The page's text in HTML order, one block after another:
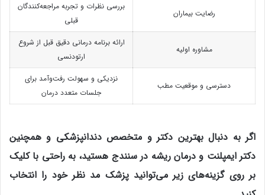
رضایت بیماران
بررسی نظرات و تجربه مراجعه‌کنندگان
قبلی
مشاوره اولیه
ارائه برنامه درمانی دقیق قبل از شروع
ارتودنسی
دسترسی و موقعیت مطب
نزدیکی و سهولت رفت‌وآمد برای
جلسات متعدد درمان
اگر به دنبال بهترین دکتر و متخصص دندانپزشکی و همچنین
دکتر ایمپلنت و درمان ریشه در سنندج هستید، به راحتی با کلیک
بر روی گزینه‌های زیر می‌توانید پزشک مد نظر خود را انتخاب